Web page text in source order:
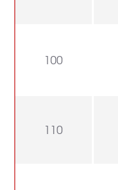
100
110